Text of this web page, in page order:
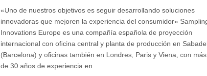
«Uno de nuestros objetivos es seguir desarrollando soluciones
innovadoras que mejoren la experiencia del consumidor»
Innovations Europe es una compañía española de proyección
internacional con oficina central y planta de producción en
(Barcelona) y oficinas también en Londres, Paris y Viena, con más
de 30 años de experiencia en ...